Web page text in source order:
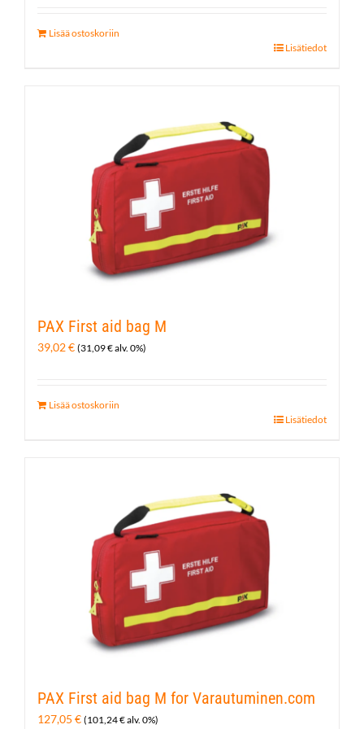
Lisää ostoskoriin
Lisätiedot
PAX First aid bag M
39,02€ (31,09€alv. 0%)
Lisää ostoskoriin
Lisätiedot
PAX First aid bag M for Varautuminen.com
127,05 € (101,24€alv. 0%)